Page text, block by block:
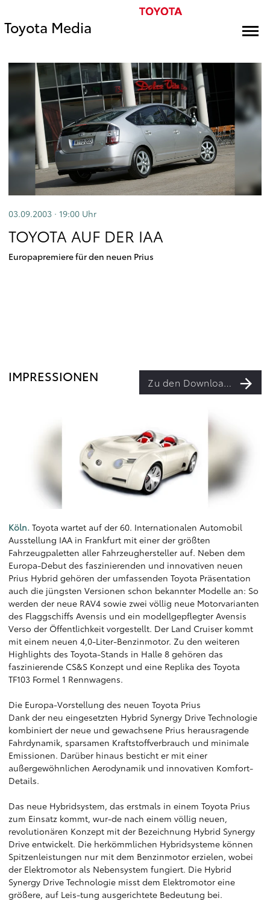
Toyota Media
03.09.2003 · 19:00 Uhr
TOYOTA AUF DER IAA
Europapremiere für den neuen Prius
IMPRESSIONEN Zu den Downloads
Köln. Toyota wartet auf der 60. Internationalen Automobil
Ausstellung IAA in Frankfurt mit einer der größten
Fahrzeugpaletten aller Fahrzeughersteller auf. Neben dem
Europa-Debut des faszinierenden und innovativen neuen
Prius Hybrid gehören der umfassenden Toyota Präsentation
auch die jüngsten Versionen schon bekannter Modelle an: So
werden der neue RAV4 sowie zwei völlig neue Motorvarianten
des Flaggschiffs Avensis und ein modellgepflegter Avensis
Verso der Öffentlichkeit vorgestellt. Der Land Cruiser kommt
mit einem neuen 4,0-Liter-Benzinmotor. Zu den weiteren
Highlights des Toyota-Stands in Halle 8 gehören das
faszinierende CS&S Konzept und eine Replika des Toyota
TF103 Formel 1 Rennwagens.
Die Europa-Vorstellung des neuen Toyota Prius
Dank der neu eingesetzten Hybrid Synergy Drive Technologie
kombiniert der neue und gewachsene Prius herausragende
Fahrdynamik, sparsamen Kraftstoffverbrauch und minimale
Emissionen. Darüber hinaus besticht er mit einer
außergewöhnlichen Aerodynamik und innovativen Komfort-
Details.
Das neue Hybridsystem, das erstmals in einem Toyota Prius
zum Einsatz kommt, wur-de nach einem völlig neuen,
revolutionären Konzept mit der Bezeichnung Hybrid Synergy
Drive entwickelt. Die herkömmlichen Hybridsysteme können
Spitzenleistungen nur mit dem Benzinmotor erzielen, wobei
der Elektromotor als Nebensystem fungiert. Die Hybrid
Synergy Drive Technologie misst dem Elektromotor eine
größere, auf Leis-tung ausgerichtete Bedeutung bei.